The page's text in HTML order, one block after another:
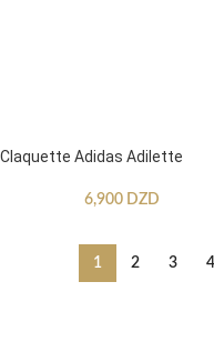
Claquette Adidas Adilette
6,900 DZD
1 2 3 4